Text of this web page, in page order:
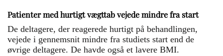
Patienter med hurtigt vægttab vejede mindre fra start
De deltagere, der reagerede hurtigt på behandlingen,
vejede i gennemsnit mindre fra studiets start end de
øvrige deltagere. De havde også et lavere BMI.